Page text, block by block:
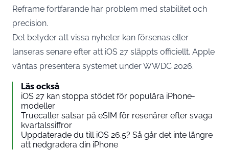
Reframe fortfarande har problem med stabilitet och
precision.
Det betyder att vissa nyheter kan försenas eller
lanseras senare efter att iOS 27 släppts officiellt. Apple
väntas presentera systemet under WWDC 2026.
Läs också
iOS 27 kan stoppa stödet för populära iPhone-
modeller
Truecaller satsar på eSIM för resenärer efter svaga
kvartalssiffror
Uppdaterade du till iOS 26.5? Så går det inte längre
att nedgradera din iPhone